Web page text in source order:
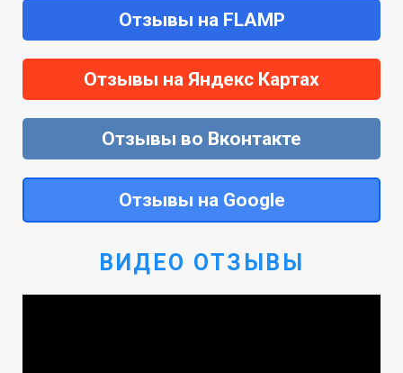
Отзывы на FLAMP
Отзывы на Яндекс Картах
Отзывы во Вконтакте
Отзывы на Google
ВИДЕО ОТЗЫВЫ